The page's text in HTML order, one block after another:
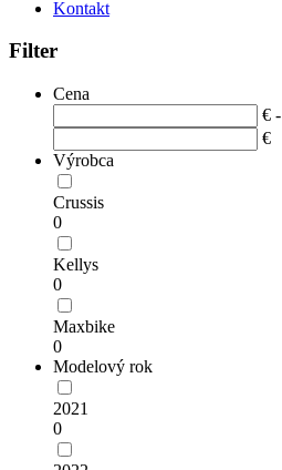
Kontakt
Filter
Cena
€ -
€
Výrobca
Crussis
0
Kellys
0
Maxbike
0
Modelový rok
2021
0